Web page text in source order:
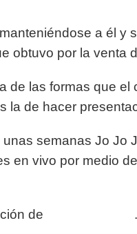
a él y
obtuvo por la venta
de las formas que
la de hacer
semanas Jo Jo
en vivo por medio
de .